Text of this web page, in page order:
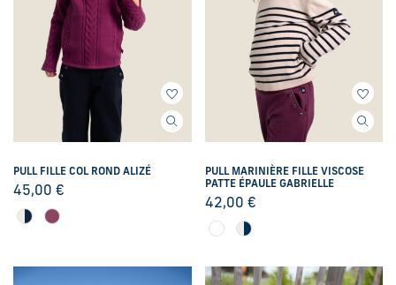
PULL FILLE COL ROND ALIZÉ
45,00 €
PULL MARINIÈRE FILLE VISCOSE
PATTE ÉPAULE GABRIELLE
42,00 €